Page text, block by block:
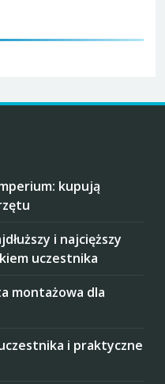
kupują
i najcięższy
uczestnika
montażowa dla
i praktyczne